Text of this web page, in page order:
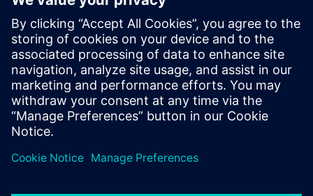
Читати блог
Отримайте нові перспективи щодо компонентів PLM та
ринку PLM загалом.
Відвідайте блог PLM Components